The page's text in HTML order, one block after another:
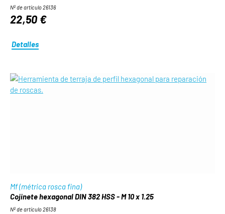
Nº de artículo 26136
22,50 €
Detalles
Mf (métrica rosca fina)
Cojinete hexagonal DIN 382 HSS - M 10 x 1.25
Nº de artículo 26138